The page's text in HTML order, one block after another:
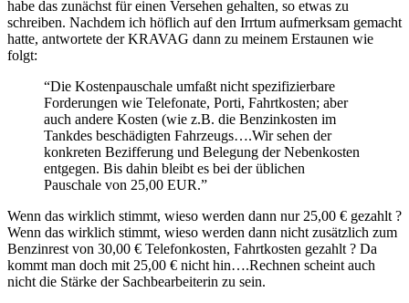
habe das zunächst für einen Versehen gehalten, so etwas zu
schreiben. Nachdem ich höflich auf den Irrtum aufmerksam gemacht
hatte, antwortete der KRAVAG dann zu meinem Erstaunen wie
folgt:
“Die Kostenpauschale umfaßt nicht spezifizierbare
Forderungen wie Telefonate, Porti, Fahrtkosten; aber
auch andere Kosten (wie z.B. die Benzinkosten im
Tankdes beschädigten Fahrzeugs….Wir sehen der
konkreten Bezifferung und Belegung der Nebenkosten
entgegen. Bis dahin bleibt es bei der üblichen
Pauschale von 25,00 EUR.”
Wenn das wirklich stimmt, wieso werden dann nur 25,00 € gezahlt ?
Wenn das wirklich stimmt, wieso werden dann nicht zusätzlich zum
Benzinrest von 30,00 € Telefonkosten, Fahrtkosten gezahlt ? Da
kommt man doch mit 25,00 € nicht hin….Rechnen scheint auch
nicht die Stärke der Sachbearbeiterin zu sein.